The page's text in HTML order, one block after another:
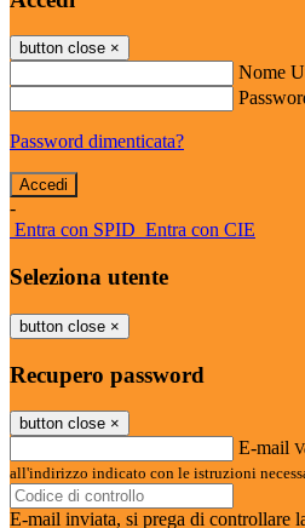
button close ×
Nome
Password dimenticata?
-
Entra con SPID Entra con CIE
Seleziona utente
button close ×
Recupero password
button close ×
E-mail
all'indirizzo indicato con le istruzioni
E-mail inviata, si prega di controllare